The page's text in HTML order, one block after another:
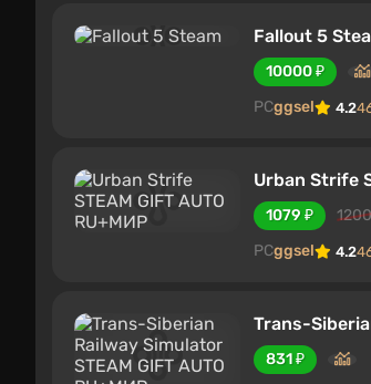
Fallout 5
10000 ₽
PCggsel 4.2
Urban Strife
1079 ₽
PCggsel 4.2
Trans-
831 ₽